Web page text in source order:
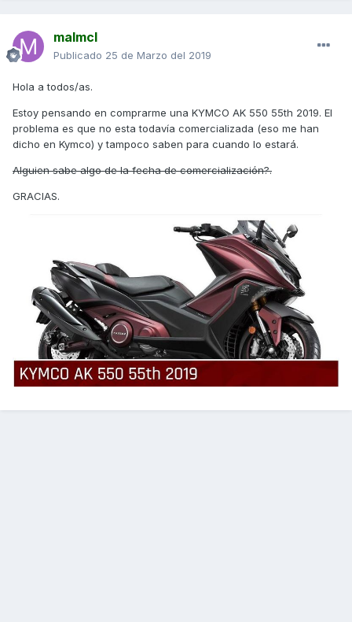
malmcl
Publicado 25 de Marzo del 2019
Hola a todos/as.
Estoy pensando en comprarme una KYMCO AK 550 55th 2019. El
problema es que no esta todavía comercializada (eso me han
dicho en Kymco) y tampoco saben para cuando lo estará.
Alguien sabe algo de la fecha de comercialización?.
GRACIAS.